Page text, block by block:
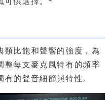
類比飽和聲響的強度，為
整每支麥克風特有的頻率
的聲音細節與特性。